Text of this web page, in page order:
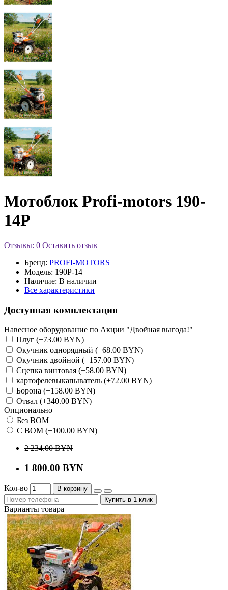
Мотоблок Profi-motors 190-
14P
Отзывы: 0 Оставить отзыв
Бренд: PROFI-MOTORS
Модель: 190P-14
Наличие: В наличии
Все характеристики
Доступная комплектация
Навесное оборудование по Акции "Двойная выгода!"
Плуг (+73.00 BYN)
Окучник однорядный (+68.00 BYN)
Окучник двойной (+157.00 BYN)
Сцепка винтовая (+58.00 BYN)
картофелевыкапыватель (+72.00 BYN)
Борона (+158.00 BYN)
Отвал (+340.00 BYN)
Опционально
Без ВОМ
С ВОМ (+100.00 BYN)
2 234.00 BYN
1 800.00 BYN
Кол-во
В корзину
Купить в 1 клик
Варианты товара